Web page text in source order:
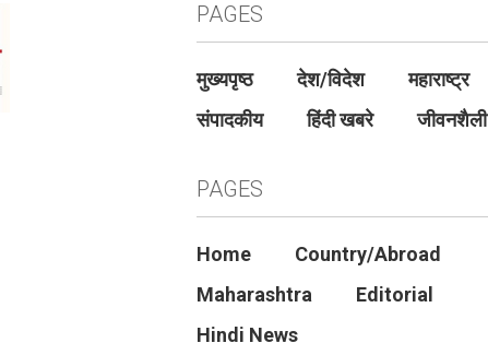
PAGES
मुख्यपृष्ठ देश/विदेश महाराष्ट्र
संपादकीय
हिंदी खबरे जीवनशैली
PAGES
Home
Country/Abroad
Maharashtra
Editorial
Hindi News